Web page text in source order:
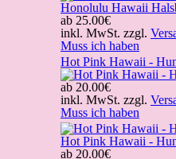
Honolulu Hawaii
ab 25.00€
inkl. MwSt. zzgl.
Muss ich haben
Hot Pink Hawaii -
ab 20.00€
inkl. MwSt. zzgl.
Muss ich haben
Hot Pink Hawaii -
ab 20.00€